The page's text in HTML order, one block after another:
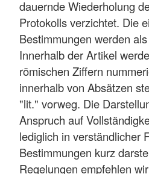
dauernde Wiederholung
Protokolls verzichtet. Die
Bestimmungen werden
Innerhalb der Artikel
römischen Ziffern
innerhalb von Absätzen
"lit." vorweg. Die
Anspruch auf
lediglich in verständlicher
Bestimmungen kurz
Regelungen empfehlen